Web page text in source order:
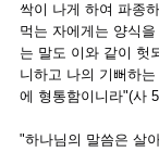
싹이 나게 하여 파종
먹는 자에게는 양식을
는 말도 이와 같이 헛
니하고 나의 기뻐하
에 형통함이니라"(사
"하나님의 말씀은 살